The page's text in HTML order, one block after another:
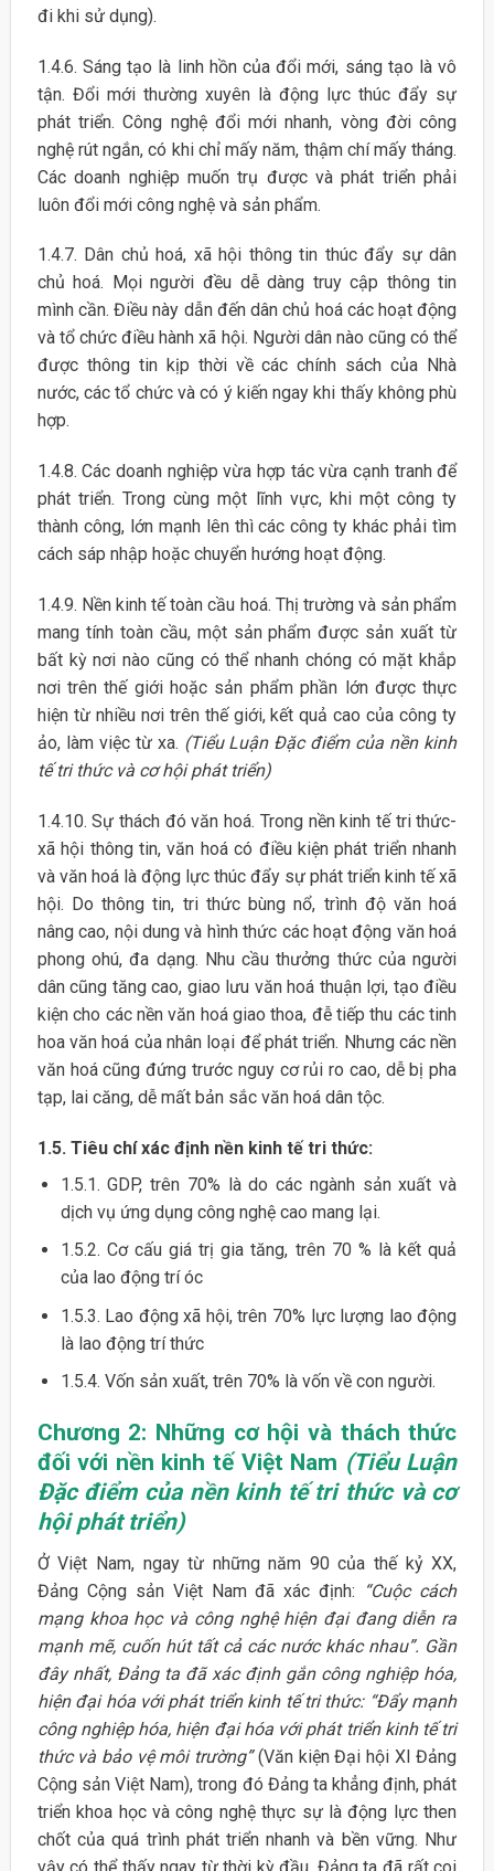
đi khi sử dụng).
1.4.6. Sáng tạo là linh hồn của đổi mới, sáng tạo là vô
tận. Đổi mới thường xuyên là động lực thúc đẩy sự
phát triển. Công nghệ đổi mới nhanh, vòng đời công
nghệ rút ngắn, có khi chỉ mấy năm, thậm chí mấy tháng.
Các doanh nghiệp muốn trụ được và phát triển phải
luôn đổi mới công nghệ và sản phẩm.
1.4.7. Dân chủ hoá, xã hội thông tin thúc đẩy sự dân
chủ hoá. Mọi người đều dễ dàng truy cập thông tin
mình cần. Điều này dẫn đến dân chủ hoá các hoạt động
và tổ chức điều hành xã hội. Người dân nào cũng có thể
được thông tin kịp thời về các chính sách của Nhà
nước, các tổ chức và có ý kiến ngay khi thấy không phù
hợp.
1.4.8. Các doanh nghiệp vừa hợp tác vừa cạnh tranh để
phát triển. Trong cùng một lĩnh vực, khi một công ty
thành công, lớn mạnh lên thì các công ty khác phải tìm
cách sáp nhập hoặc chuyển hướng hoạt động.
1.4.9. Nền kinh tế toàn cầu hoá. Thị trường và sản phẩm
mang tính toàn cầu, một sản phẩm được sản xuất từ
bất kỳ nơi nào cũng có thể nhanh chóng có mặt khắp
nơi trên thế giới hoặc sản phẩm phần lớn được thực
hiện từ nhiều nơi trên thế giới, kết quả cao của công ty
ảo, làm việc từ xa. (Tiểu Luận Đặc điểm của nền kinh
tế tri thức và cơ hội phát triển)
1.4.10. Sự thách đó văn hoá. Trong nền kinh tế tri thức-
xã hội thông tin, văn hoá có điều kiện phát triển nhanh
và văn hoá là động lực thúc đẩy sự phát triển kinh tế xã
hội. Do thông tin, tri thức bùng nổ, trình độ văn hoá
nâng cao, nội dung và hình thức các hoạt động văn hoá
phong ohú, đa dạng. Nhu cầu thưởng thức của người
dân cũng tăng cao, giao lưu văn hoá thuận lợi, tạo điều
kiện cho các nền văn hoá giao thoa, đễ tiếp thu các tinh
hoa văn hoá của nhân loại để phát triển. Nhưng các nền
văn hoá cũng đứng trước nguy cơ rủi ro cao, dễ bị pha
tạp, lai căng, dễ mất bản sắc văn hoá dân tộc.
1.5. Tiêu chí xác định nền kinh tế tri thức:
1.5.1. GDP, trên 70% là do các ngành sản xuất và
dịch vụ ứng dụng công nghệ cao mang lại.
1.5.2. Cơ cấu giá trị gia tăng, trên 70 % là kết quả
của lao động trí óc
1.5.3. Lao động xã hội, trên 70% lực lượng lao động
là lao động trí thức
1.5.4. Vốn sản xuất, trên 70% là vốn về con người.
Chương 2: Những cơ hội và thách thức
đối với nền kinh tế Việt Nam (Tiểu Luận
Đặc điểm của nền kinh tế tri thức và cơ
hội phát triển)
Ở Việt Nam, ngay từ những năm 90 của thế kỷ XX,
Đảng Cộng sản Việt Nam đã xác định:
“Cuộc cách
mạng khoa học và công nghệ hiện đại đang diễn ra
mạnh mẽ, cuốn hút tất cả các nước khác nhau”. Gần
đây nhất, Đảng ta đã xác định gắn công nghiệp hóa,
hiện đại hóa với phát triển kinh tế tri thức: “Đẩy mạnh
công nghiệp hóa, hiện đại hóa với phát triển kinh tế tri
thức và bảo vệ môi trường”(Văn kiện Đại hội XI Đảng
Cộng sản Việt Nam), trong đó Đảng ta khẳng định, phát
triển khoa học và công nghệ thực sự là động lực then
chốt của quá trình phát triển nhanh và bền vững. Như
vậy có thể thấy ngay từ thời kỳ đầu, Đảng ta đã rất coi